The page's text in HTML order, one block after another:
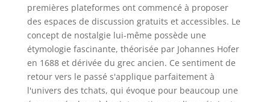
premières plateformes ont commencé à proposer
des espaces de discussion gratuits et accessibles. Le
concept de nostalgie lui-même possède une
étymologie fascinante, théorisée par Johannes Hofer
en 1688 et dérivée du grec ancien. Ce sentiment de
retour vers le passé s'applique parfaitement à
l'univers des tchats, qui évoque pour beaucoup une